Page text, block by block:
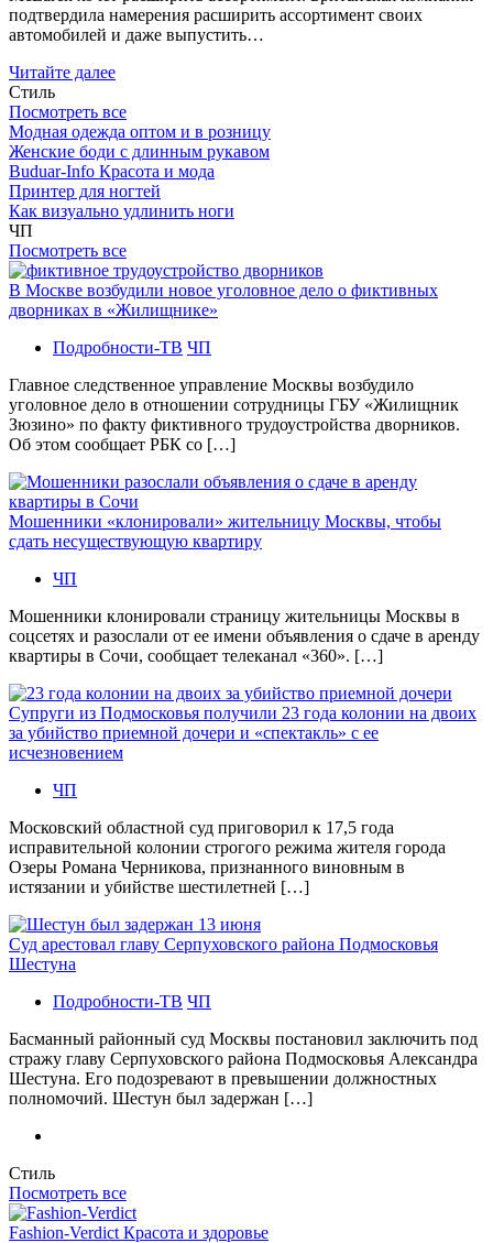
подтвердила намерения расширить ассортимент своих
автомобилей и даже выпустить…
Читайте далее
Стиль
Посмотреть все
Модная одежда оптом и в розницу
Женские боди с длинным рукавом
Buduar-Info Красота и мода
Принтер для ногтей
Как визуально удлинить ноги
ЧП
Посмотреть все
В Москве возбудили новое уголовное дело о фиктивных
дворниках в «Жилищнике»
Подробности-ТВ ЧП
Главное следственное управление Москвы возбудило
уголовное дело в отношении сотрудницы ГБУ «Жилищник
Зюзино» по факту фиктивного трудоустройства дворников.
Об этом сообщает РБК со […]
Мошенники «клонировали» жительницу Москвы, чтобы
сдать несуществующую квартиру
ЧП
Мошенники клонировали страницу жительницы Москвы в
соцсетях и разослали от ее имени объявления о сдаче в аренду
квартиры в Сочи, сообщает телеканал «360». […]
Супруги из Подмосковья получили 23 года колонии на двоих
за убийство приемной дочери и «спектакль» с ее
исчезновением
ЧП
Московский областной суд приговорил к 17,5 года
исправительной колонии строгого режима жителя города
Озеры Романа Черникова, признанного виновным в
истязании и убийстве шестилетней […]
Суд арестовал главу Серпуховского района Подмосковья
Шестуна
Подробности-ТВ ЧП
Басманный районный суд Москвы постановил заключить под
стражу главу Серпуховского района Подмосковья Александра
Шестуна. Его подозревают в превышении должностных
полномочий. Шестун был задержан […]
Стиль
Посмотреть все
Fashion-Verdict Красота и здоровье